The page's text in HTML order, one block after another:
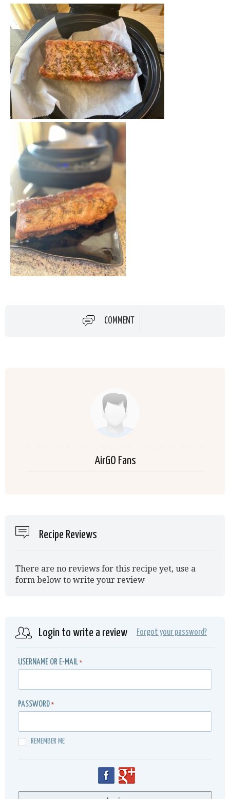
COMMENT
AirGO Fans
Recipe Reviews
There are no reviews for this recipe yet, use a
form below to write your review
Login to write a review Forgot your password?
USERNAME OR E-MAIL *
PASSWORD *
REMEMBER ME